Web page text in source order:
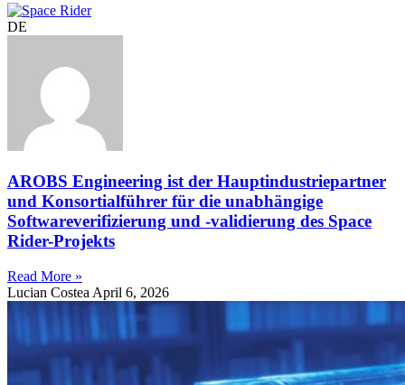
DE
AROBS Engineering ist der Hauptindustriepartner
und Konsortialführer für die unabhängige
Softwareverifizierung und -validierung des Space
Rider-Projekts
Read More »
Lucian Costea April 6, 2026